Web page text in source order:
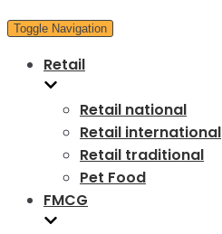
Toggle Navigation
Retail
Retail national
Retail international
Retail traditional
Pet Food
FMCG